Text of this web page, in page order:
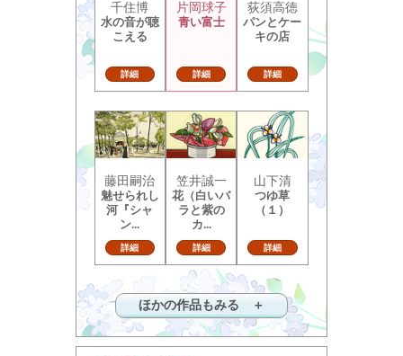
千住博
水の音が聴
こえる
詳細
片岡球子
青い富士
詳細
荻須高徳
パンとケー
キの店
詳細
藤田嗣治
魅せられし
河『シャ
ン...
詳細
笠井誠一
花（白いバ
ラと紫の
カ...
詳細
山下清
つゆ草
（１）
詳細
ほかの作品もみる ＋